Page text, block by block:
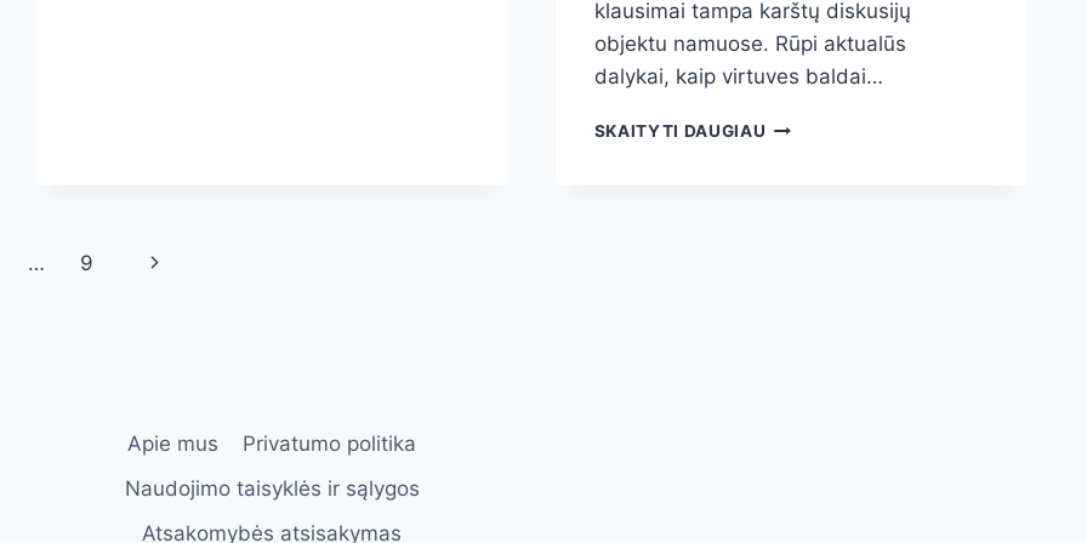
klausimai tampa karštų diskusijų
objektu namuose. Rūpi aktualūs
dalykai, kaip virtuves baldai…
SKAITYTI DAUGIAU VIRTUVĖS
… 9
Next
Apie mus
Privatumo politika
Naudojimo taisyklės ir sąlygos
Atsakomybės atsisakymas